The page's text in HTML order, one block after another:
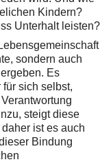
Kindern?
Unterhalt leisten?
sondern auch
Es
sich selbst,
steigt diese
ist es auch
Bindung